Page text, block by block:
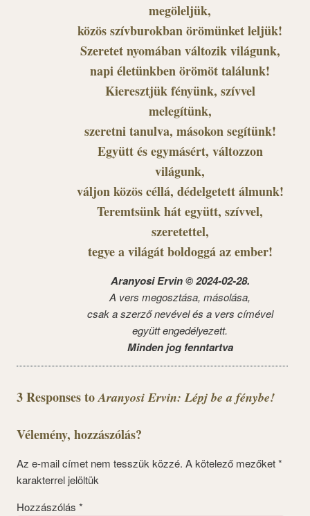
megöleljük,
közös szívburokban örömünket leljük!
Szeretet nyomában változik világunk,
napi életünkben örömöt találunk!
Kieresztjük fényünk, szívvel
melegítünk,
szeretni tanulva, másokon segítünk!
Együtt és egymásért, változzon
világunk,
váljon közös céllá, dédelgetett álmunk!
Teremtsünk hát együtt, szívvel,
szeretettel,
tegye a világát boldoggá az ember!
Aranyosi Ervin © 2024-02-28.
A vers megosztása, másolása,
csak a szerző nevével és a vers címével
együtt engedélyezett.
Minden jog fenntartva
3 Responses toAranyosi Ervin: Lépj be a fénybe!
Vélemény, hozzászólás?
Az e-mail címet nem tesszük közzé. A kötelező mezőket*
karakterrel jelöltük
Hozzászólás *